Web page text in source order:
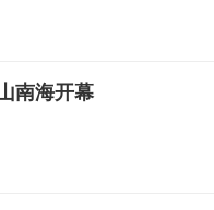
南海开幕